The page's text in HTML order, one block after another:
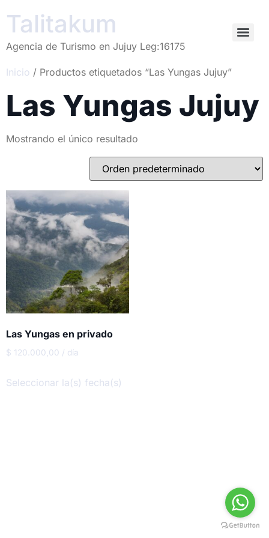
Talitakum
Agencia de Turismo en Jujuy Leg:16175
Inicio / Productos etiquetados “Las Yungas Jujuy”
Las Yungas Jujuy
Mostrando el único resultado
Las Yungas en privado
$ 120.000,00 / día
Seleccionar la(s) fecha(s)